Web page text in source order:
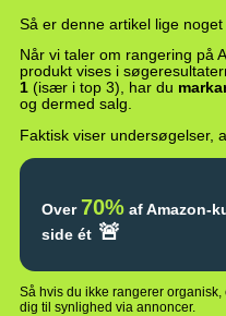
Så er denne artikel lige noget
Når vi taler om rangering på
produkt vises i
1 (især i top 3), har du
og dermed salg.
Faktisk viser undersøgelser,
Over 70% af Amazon-
side ét 🚨
Så hvis du ikke rangerer
dig til synlighed via annoncer.